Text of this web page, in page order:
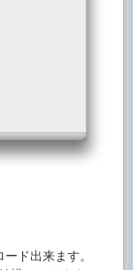
ド出来ます。